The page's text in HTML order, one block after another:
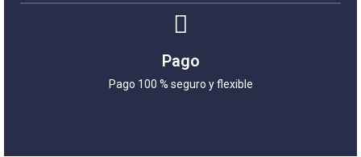
Pago
Pago 100 % seguro y flexible